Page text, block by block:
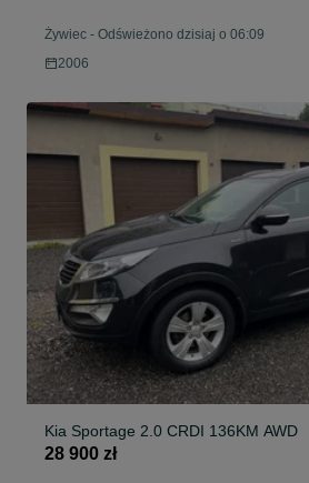
Żywiec - Odświeżono dzisiaj o 06:09
2006
Kia Sportage 2.0 CRDI 136KM AWD
28 900 zł